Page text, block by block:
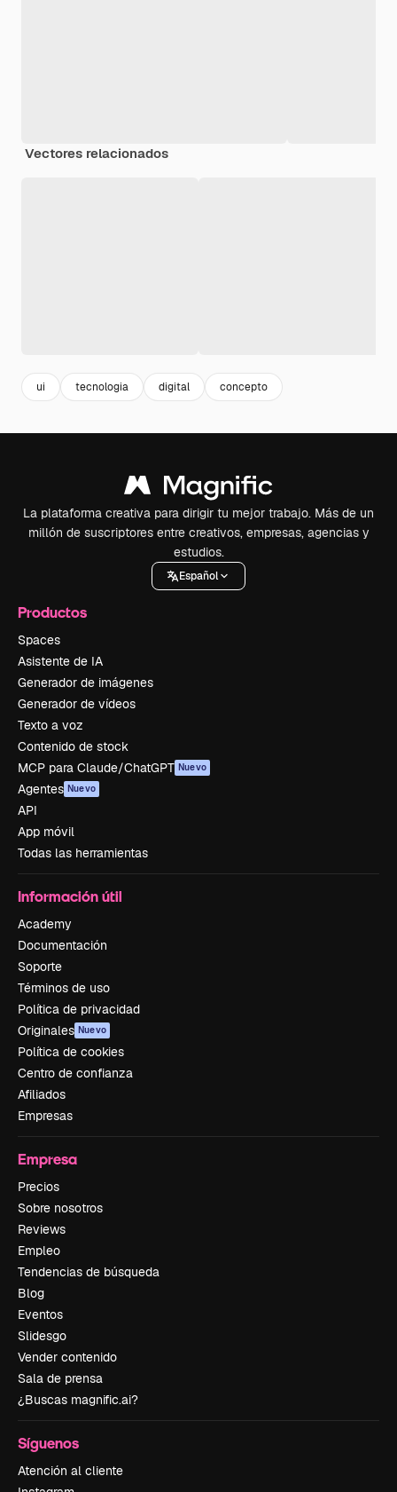
Vectores relacionados
ui tecnologia digital concepto
La plataforma creativa para dirigir tu mejor trabajo. Más de un
millón de suscriptores entre creativos, empresas, agencias y
estudios.
Español
Productos
Spaces
Asistente de IA
Generador de imágenes
Generador de vídeos
Texto a voz
Contenido de stock
MCP para Claude/ChatGPT Nuevo
Agentes Nuevo
API
App móvil
Todas las herramientas
Información útil
Academy
Documentación
Soporte
Términos de uso
Política de privacidad
Originales Nuevo
Política de cookies
Centro de confianza
Afiliados
Empresas
Empresa
Precios
Sobre nosotros
Reviews
Empleo
Tendencias de búsqueda
Blog
Eventos
Slidesgo
Vender contenido
Sala de prensa
¿Buscas magnific.ai?
Síguenos
Atención al cliente